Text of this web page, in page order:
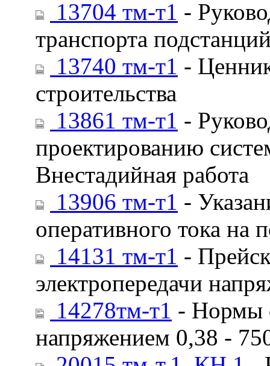
13704 тм-т1 -
транспорта
13740 тм-т1 -
строительства
13861 тм-т1 -
проектированию
Внестадийная работа
13906 тм-т1 -
оперативного тока
14131 тм-т1 -
электропередачи
14278тм-т1 - Нормы
напряжением 0,38 -